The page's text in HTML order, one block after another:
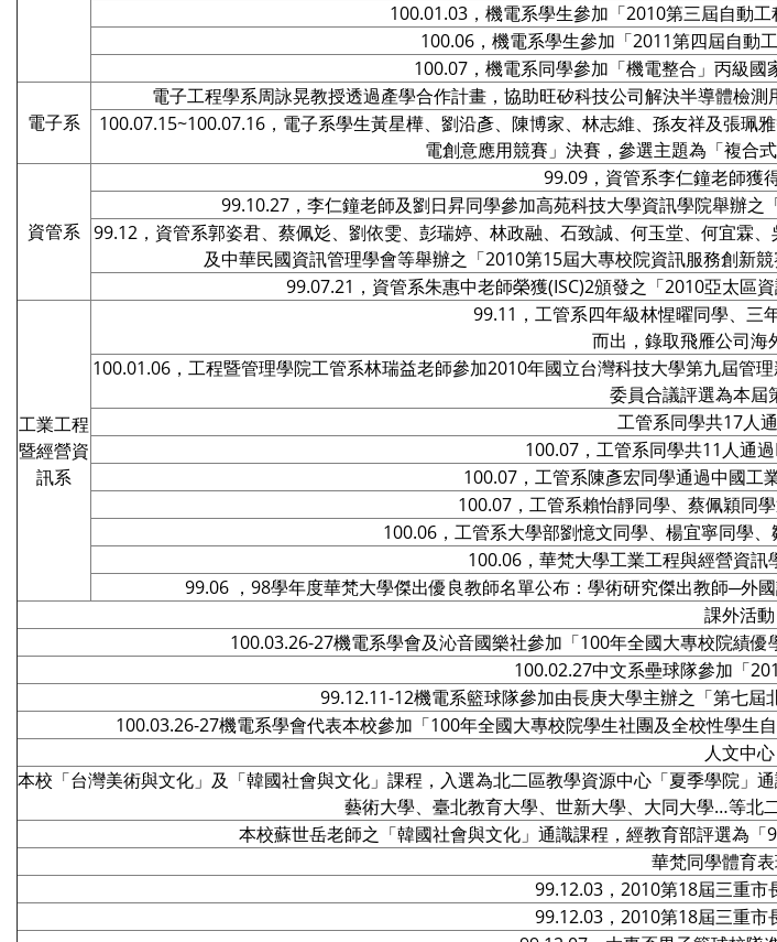
100.01.03，機電系學生參加「2010第三屆自動
100.06，機電系學生參加「2011第四屆自動
100.07，機電系同學參加「機電整合」丙級國
電子系
電子工程學系周詠晃教授透過產學合作計畫，協助旺矽科技公司解決半導體檢
100.07.15~100.07.16，電子系學生黃星樺、劉沿彥、陳博家、林志維、孫友祥及張
電創意應用競賽」決賽，參選主題為「複合
資管系
99.09，資管系李仁鐘老師獲
99.10.27，李仁鐘老師及劉日昇同學參加高苑科技大學資訊學院舉辦之
99.12，資管系郭姿君、蔡佩彣、劉依雯、彭瑞婷、林政融、石致誠、何玉堂、何宜霖
及中華民國資訊管理學會等舉辦之「2010第15屆大專校院資訊服務創新
99.07.21，資管系朱惠中老師榮獲(ISC)2頒發之「2010亞太區
工業工程
暨經營資
訊系
99.11，工管系四年級林惺曜同學、三
而出，錄取飛雁公司海
100.01.06，工程暨管理學院工管系林瑞益老師參加2010年國立台灣科技大學第九屆管
委員合議評選為本屆
工管系同學共17人
100.07，工管系同學共11人通
100.07，工管系陳彥宏同學通過中國工
100.07，工管系賴怡靜同學、蔡佩穎同
100.06，工管系大學部劉憶文同學、楊宜寧同學
100.06，華梵大學工業工程與經營資訊
99.06 ，98學年度華梵大學傑出優良教師名單公布：學術研究傑出教師─外
課外活動
100.03.26-27機電系學會及沁音國樂社參加「100年全國大專校院績
100.02.27中文系壘球隊參加「
99.12.11-12機電系籃球隊參加由長庚大學主辦之「第七屆
100.03.26-27機電系學會代表本校參加「100年全國大專校院學生社團及全校性學生
人文中心
本校「台灣美術與文化」及「韓國社會與文化」課程，入選為北二區教學資源中心「夏季學院
藝術大學、臺北教育大學、世新大學、大同大學…等北
本校蘇世岳老師之「韓國社會與文化」通識課程，經教育部評選為「
華梵同學體育
99.12.03，2010第18屆三重市
99.12.03，2010第18屆三重市